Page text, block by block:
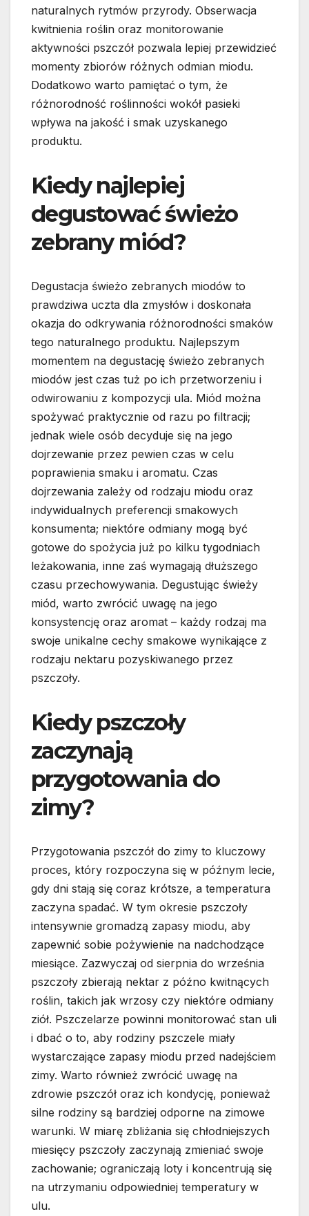
naturalnych rytmów przyrody. Obserwacja
kwitnienia roślin oraz monitorowanie
aktywności pszczół pozwala lepiej przewidzieć
momenty zbiorów różnych odmian miodu.
Dodatkowo warto pamiętać o tym, że
różnorodność roślinności wokół pasieki
wpływa na jakość i smak uzyskanego
produktu.
Kiedy najlepiej
degustować świeżo
zebrany miód?
Degustacja świeżo zebranych miodów to
prawdziwa uczta dla zmysłów i doskonała
okazja do odkrywania różnorodności smaków
tego naturalnego produktu. Najlepszym
momentem na degustację świeżo zebranych
miodów jest czas tuż po ich przetworzeniu i
odwirowaniu z kompozycji ula. Miód można
spożywać praktycznie od razu po filtracji;
jednak wiele osób decyduje się na jego
dojrzewanie przez pewien czas w celu
poprawienia smaku i aromatu. Czas
dojrzewania zależy od rodzaju miodu oraz
indywidualnych preferencji smakowych
konsumenta; niektóre odmiany mogą być
gotowe do spożycia już po kilku tygodniach
leżakowania, inne zaś wymagają dłuższego
czasu przechowywania. Degustując świeży
miód, warto zwrócić uwagę na jego
konsystencję oraz aromat – każdy rodzaj ma
swoje unikalne cechy smakowe wynikające z
rodzaju nektaru pozyskiwanego przez
pszczoły.
Kiedy pszczoły
zaczynają
przygotowania do
zimy?
Przygotowania pszczół do zimy to kluczowy
proces, który rozpoczyna się w późnym lecie,
gdy dni stają się coraz krótsze, a temperatura
zaczyna spadać. W tym okresie pszczoły
intensywnie gromadzą zapasy miodu, aby
zapewnić sobie pożywienie na nadchodzące
miesiące. Zazwyczaj od sierpnia do września
pszczoły zbierają nektar z późno kwitnących
roślin, takich jak wrzosy czy niektóre odmiany
ziół. Pszczelarze powinni monitorować stan uli
i dbać o to, aby rodziny pszczele miały
wystarczające zapasy miodu przed nadejściem
zimy. Warto również zwrócić uwagę na
zdrowie pszczół oraz ich kondycję, ponieważ
silne rodziny są bardziej odporne na zimowe
warunki. W miarę zbliżania się chłodniejszych
miesięcy pszczoły zaczynają zmieniać swoje
zachowanie; ograniczają loty i koncentrują się
na utrzymaniu odpowiedniej temperatury w
ulu.